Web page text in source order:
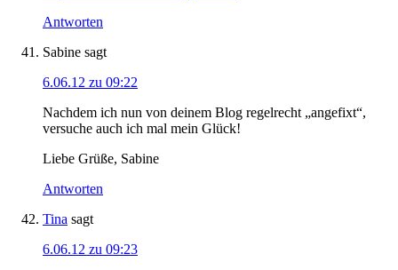
Antworten
Sabine sagt
6.06.12 zu 09:22
Nachdem ich nun von deinem Blog regelrecht „angefixt“,
versuche auch ich mal mein Glück!
Liebe Grüße, Sabine
Antworten
Tina sagt
6.06.12 zu 09:23